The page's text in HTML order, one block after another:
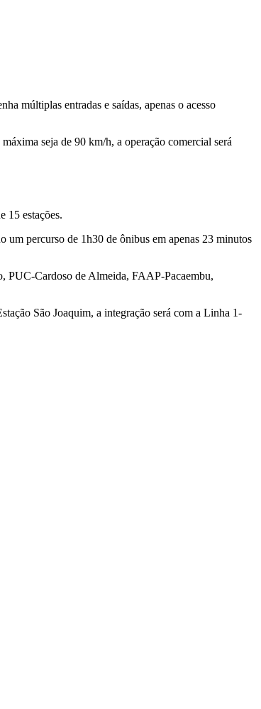
múltiplas entradas e saídas, apenas o acesso
seja de 90 km/h, a operação comercial será
15 estações.
um percurso de 1h30 de ônibus em apenas 23 minutos
PUC-Cardoso de Almeida, FAAP-Pacaembu,
São Joaquim, a integração será com a Linha 1-